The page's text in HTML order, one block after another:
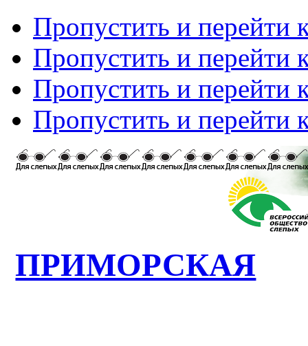
Пропустить и перейти
Пропустить и перейти
Пропустить и перейти
Пропустить и перейти
ПРИМОРСКАЯ